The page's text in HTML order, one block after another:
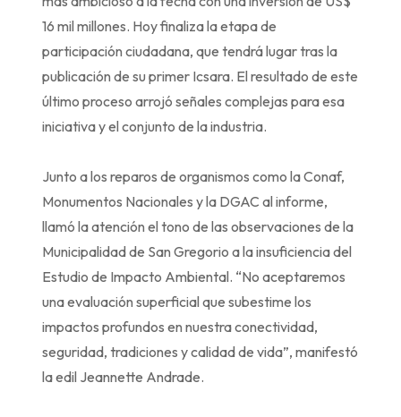
16 mil millones. Hoy finaliza la etapa de
participación ciudadana, que tendrá lugar tras la
publicación de su primer Icsara. El resultado de este
último proceso arrojó señales complejas para esa
iniciativa y el conjunto de la industria.
Junto a los reparos de organismos como la Conaf,
Monumentos Nacionales y la DGAC al informe,
llamó la atención el tono de las observaciones de la
Municipalidad de San Gregorio a la insuficiencia del
Estudio de Impacto Ambiental. “No aceptaremos
una evaluación superficial que subestime los
impactos profundos en nuestra conectividad,
seguridad, tradiciones y calidad de vida”, manifestó
la edil Jeannette Andrade.